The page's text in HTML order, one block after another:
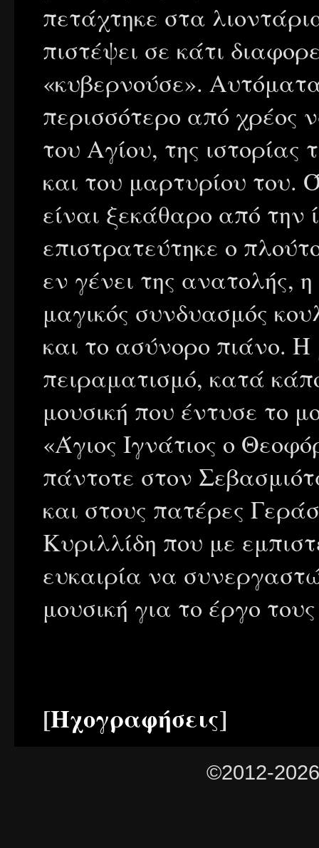
πετάχτηκε στα
πιστέψει σε κάτι
«κυβερνούσε».
περισσότερο από χρέος
του Αγίου, της
και του μαρτυρίου του.
είναι ξεκάθαρο από την
επιστρατεύτηκε ο
εν γένει της ανατολής,
μαγικός συνδυασμός
και το ασύνορο πιάνο.
πειραματισμό, κατά
μουσική που έντυσε το
«Άγιος Ιγνάτιος ο
πάντοτε στον
και στους πατέρες
Κυριλλίδη που με
ευκαιρία να
μουσική για το έργο
[Ηχογραφήσεις]
©2012-